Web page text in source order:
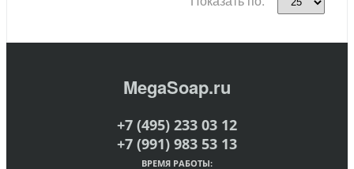
MegaSoap.ru
+7 (495) 233 03 12
+7 (991) 983 53 13
ВРЕМЯ РАБОТЫ: